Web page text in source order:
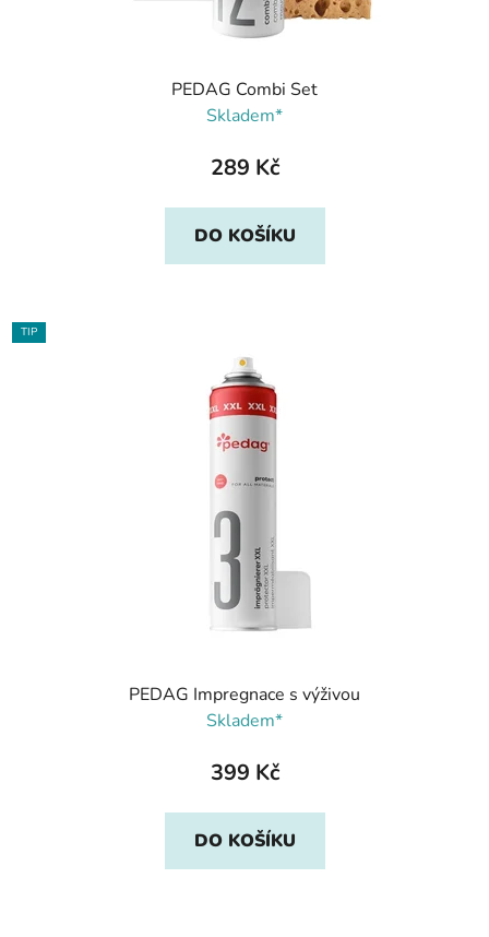
PEDAG Combi Set
Skladem*
289 Kč
DO KOŠÍKU
TIP
PEDAG Impregnace s výživou
Skladem*
399 Kč
DO KOŠÍKU